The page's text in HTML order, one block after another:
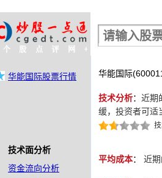
华能国际股票行情
技术面分析
资金流向分析
华能国际
技术分析： 近期
缓，投资者可适
平均成本： 近